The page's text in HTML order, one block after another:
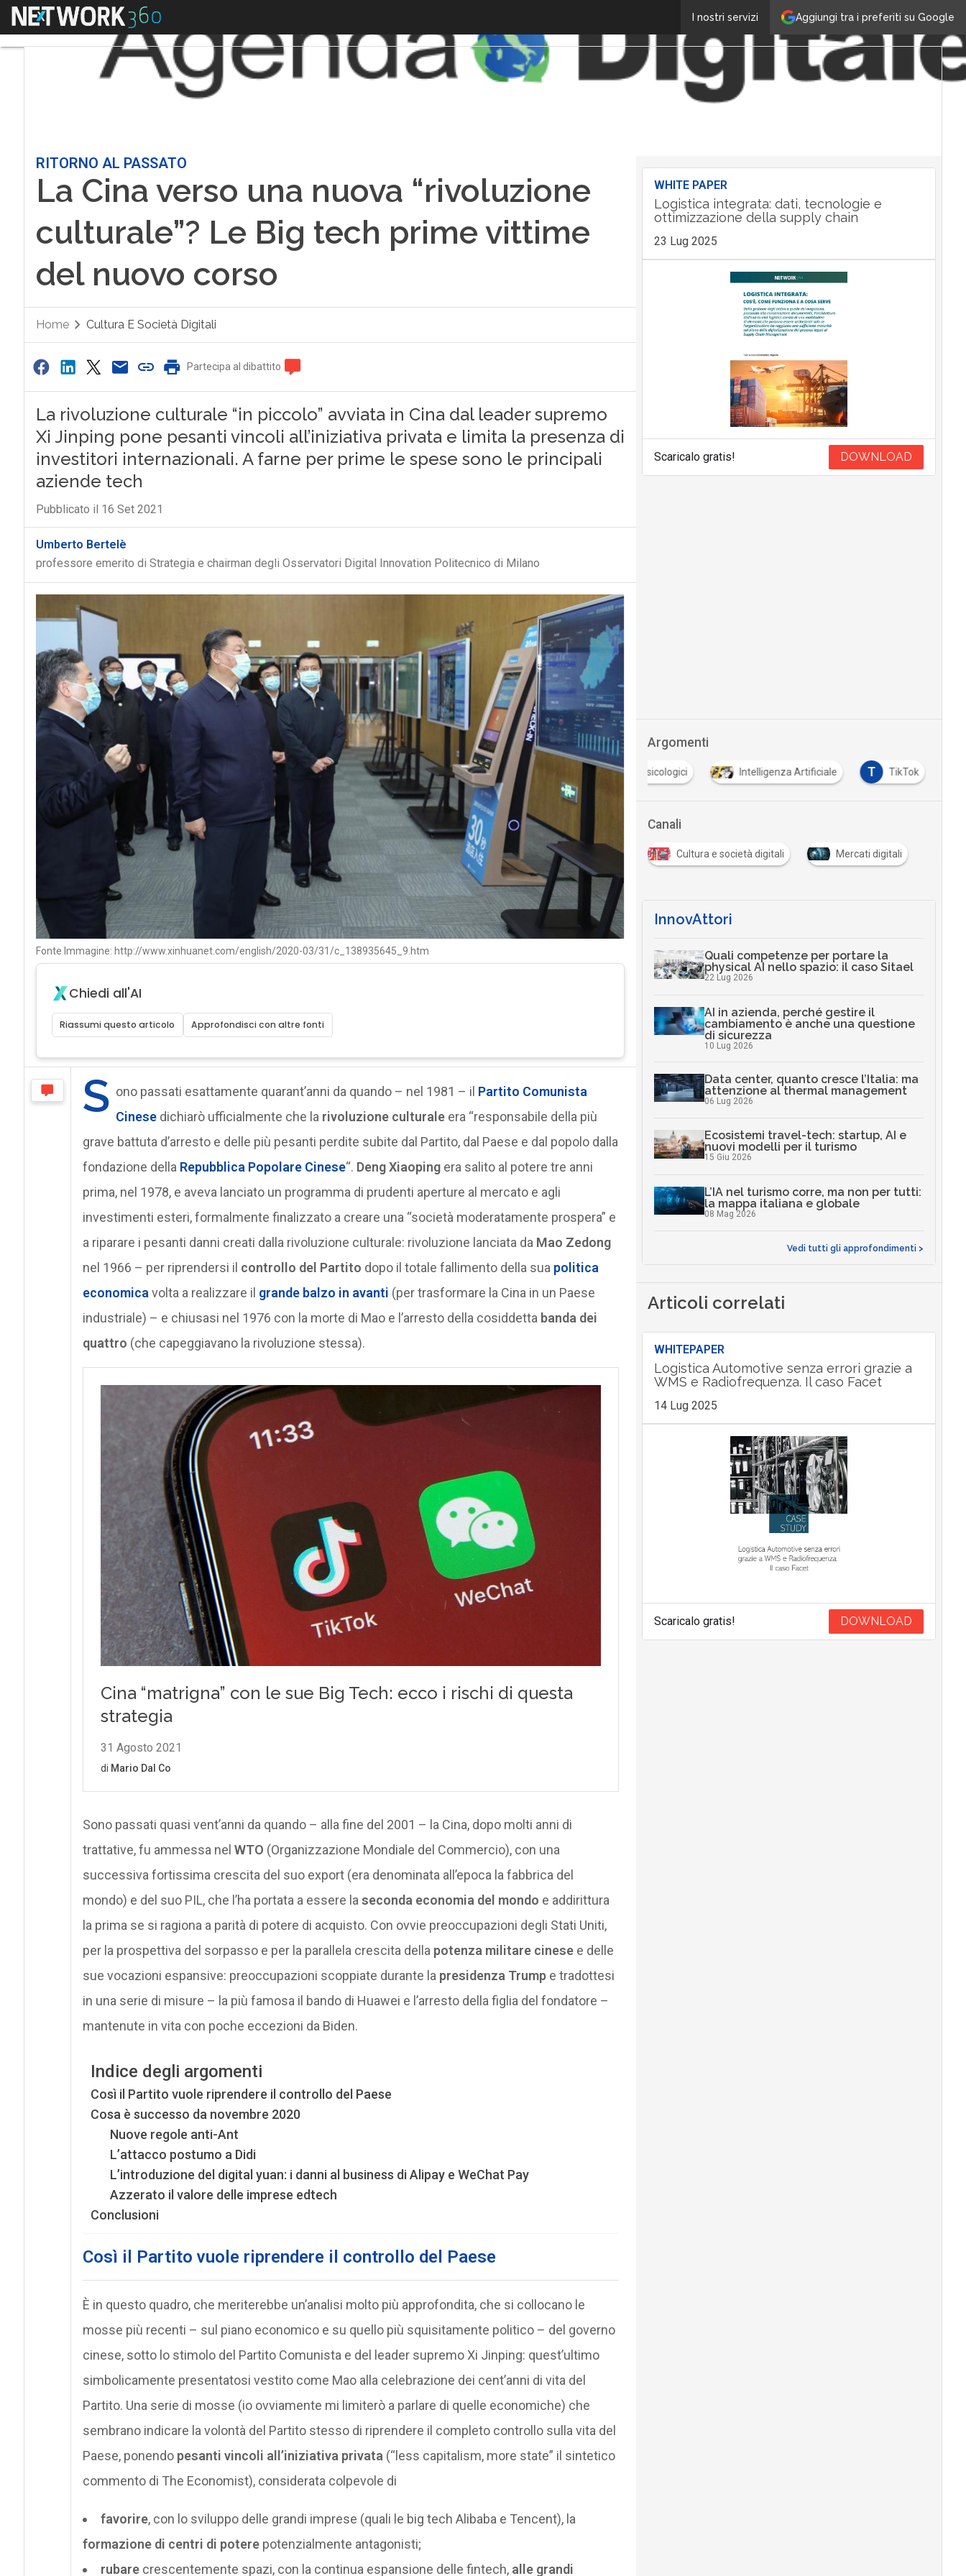
Aggiungi tra i preferiti su Google
I nostri servizi
Menu
RITORNO AL PASSATO
La Cina verso una nuova “rivoluzione
culturale”? Le Big tech prime vittime
del nuovo corso
Home Cultura E Società Digitali
Partecipa al dibattito
La rivoluzione culturale “in piccolo” avviata in Cina dal leader supremo
Xi Jinping pone pesanti vincoli all’iniziativa privata e limita la presenza di
investitori internazionali. A farne per prime le spese sono le principali
aziende tech
Pubblicato il 16 Set 2021
Umberto Bertelè
professore emerito di Strategia e chairman degli Osservatori Digital Innovation Politecnico di Milano
Fonte Immagine: http://www.xinhuanet.com/english/2020-03/31/c_138935645_9.htm
Chiedi all'AI
Riassumi questo articolo Approfondisci con altre fonti
S ono passati esattamente quarant’anni da quando – nel 1981 – il Partito Comunista
Cinesedichiarò ufficialmente che la rivoluzione culturaleera “responsabile della più
grave battuta d’arresto e delle più pesanti perdite subite dal Partito, dal Paese e dal popolo dalla
fondazione della Repubblica Popolare Cinese“. Deng Xiaopingera salito al potere tre anni
prima, nel 1978, e aveva lanciato un programma di prudenti aperture al mercato e agli
investimenti esteri, formalmente finalizzato a creare una “società moderatamente prospera” e
a riparare i pesanti danni creati dalla rivoluzione culturale: rivoluzione lanciata da Mao Zedong
nel 1966 – per riprendersi il controllo del Partito dopo il totale fallimento della sua politica
economica volta a realizzare il grande balzo in avanti (per trasformare la Cina in un Paese
industriale) – e chiusasi nel 1976 con la morte di Mao e l’arresto della cosiddetta banda dei
quattro (che capeggiavano la rivoluzione stessa).
Sono passati quasi vent’anni da quando – alla fine del 2001 – la Cina, dopo molti anni di
trattative, fu ammessa nel WTO (Organizzazione Mondiale del Commercio), con una
successiva fortissima crescita del suo export (era denominata all’epoca la fabbrica del
mondo) e del suo PIL, che l’ha portata a essere la seconda economia del mondo e addirittura
la prima se si ragiona a parità di potere di acquisto. Con ovvie preoccupazioni degli Stati Uniti,
per la prospettiva del sorpasso e per la parallela crescita della potenza militare cinesee delle
sue vocazioni espansive: preoccupazioni scoppiate durante la presidenza Trumpe tradottesi
in una serie di misure – la più famosa il bando di Huawei e l’arresto della figlia del fondatore –
mantenute in vita con poche eccezioni da Biden.
Indice degli argomenti
Così il Partito vuole riprendere il controllo del Paese
Cosa è successo da novembre 2020
Nuove regole anti-Ant
L’attacco postumo a Didi
L’introduzione del digital yuan: i danni al business di Alipay e WeChat Pay
Azzerato il valore delle imprese edtech
Conclusioni
Così il Partito vuole riprendere il controllo del Paese
È in questo quadro, che meriterebbe un’analisi molto più approfondita, che si collocano le
mosse più recenti – sul piano economico e su quello più squisitamente politico – del governo
cinese, sotto lo stimolo del Partito Comunista e del leader supremo Xi Jinping: quest’ultimo
simbolicamente presentatosi vestito come Mao alla celebrazione dei cent’anni di vita del
Partito. Una serie di mosse (io ovviamente mi limiterò a parlare di quelle economiche) che
sembrano indicare la volontà del Partito stesso di riprendere il completo controllo sulla vita del
Paese, ponendo pesanti vincoli all’iniziativa privata (“less capitalism, more state” il sintetico
commento di The Economist), considerata colpevole di
favorire, con lo sviluppo delle grandi imprese (quali le big tech Alibaba e Tencent), la
formazione di centri di poterepotenzialmente antagonisti;
rubarecrescentemente spazi, con la continua espansione delle fintech, alle grandi
WHITE PAPER
Logistica integrata: dati, tecnologie e
ottimizzazione della supply chain
23 Lug 2025
Scaricalo gratis! DOWNLOAD
Argomenti
F formazione impatti privacy e psicologici Intelligenza Artificiale T TikTok
Canali
Cultura e società digitali Mercati digitali
InnovAttori
Quali competenze per portare la
physical AI nello spazio: il caso Sitael
22 Lug 2026
AI in azienda, perché gestire il
cambiamento è anche una questione
di sicurezza
10 Lug 2026
Data center, quanto cresce l’Italia: ma
attenzione al thermal management
06 Lug 2026
Ecosistemi travel-tech: startup, AI e
nuovi modelli per il turismo
15 Giu 2026
L’IA nel turismo corre, ma non per tutti:
la mappa italiana e globale
08 Mag 2026
Vedi tutti gli approfondimenti >
Articoli correlati
WHITEPAPER
Logistica Automotive senza errori grazie a
WMS e Radiofrequenza. Il caso Facet
14 Lug 2025
Scaricalo gratis! DOWNLOAD